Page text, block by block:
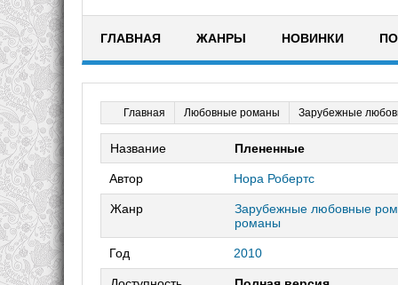
ГЛАВНАЯ ЖАНРЫ НОВИНКИ
Главная Любовные романы Зарубежные
Название Плененные
Автор Нора Робертс
Жанр
Зарубежные любовные
романы
Год 2010